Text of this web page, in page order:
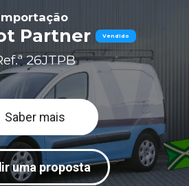
Partner Vendido
26JTPB
Saber mais
uma proposta